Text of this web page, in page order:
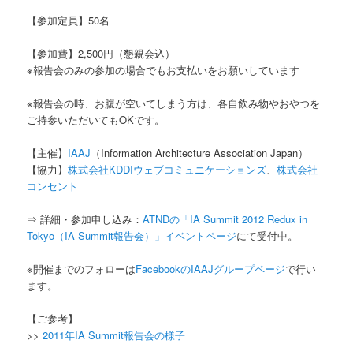
【参加定員】50名
【参加費】2,500円（懇親会込）
※報告会のみの参加の場合でもお支払いをお願いしています
※報告会の時、お腹が空いてしまう方は、各自飲み物やおやつを
ご持参いただいてもOKです。
【主催】 IAAJ （Information Architecture Association Japan）
【協力】株式会社KDDIウェブコミュニケーションズ、株式会社
コンセント
⇒ 詳細・参加申し込み：ATNDの「IA Summit 2012 Redux in
Tokyo（IA Summit報告会）」イベントページにて受付中。
※開催までのフォローはFacebookのIAAJグループページで行い
ます。
【ご参考】
>>2011年IA Summit報告会の様子